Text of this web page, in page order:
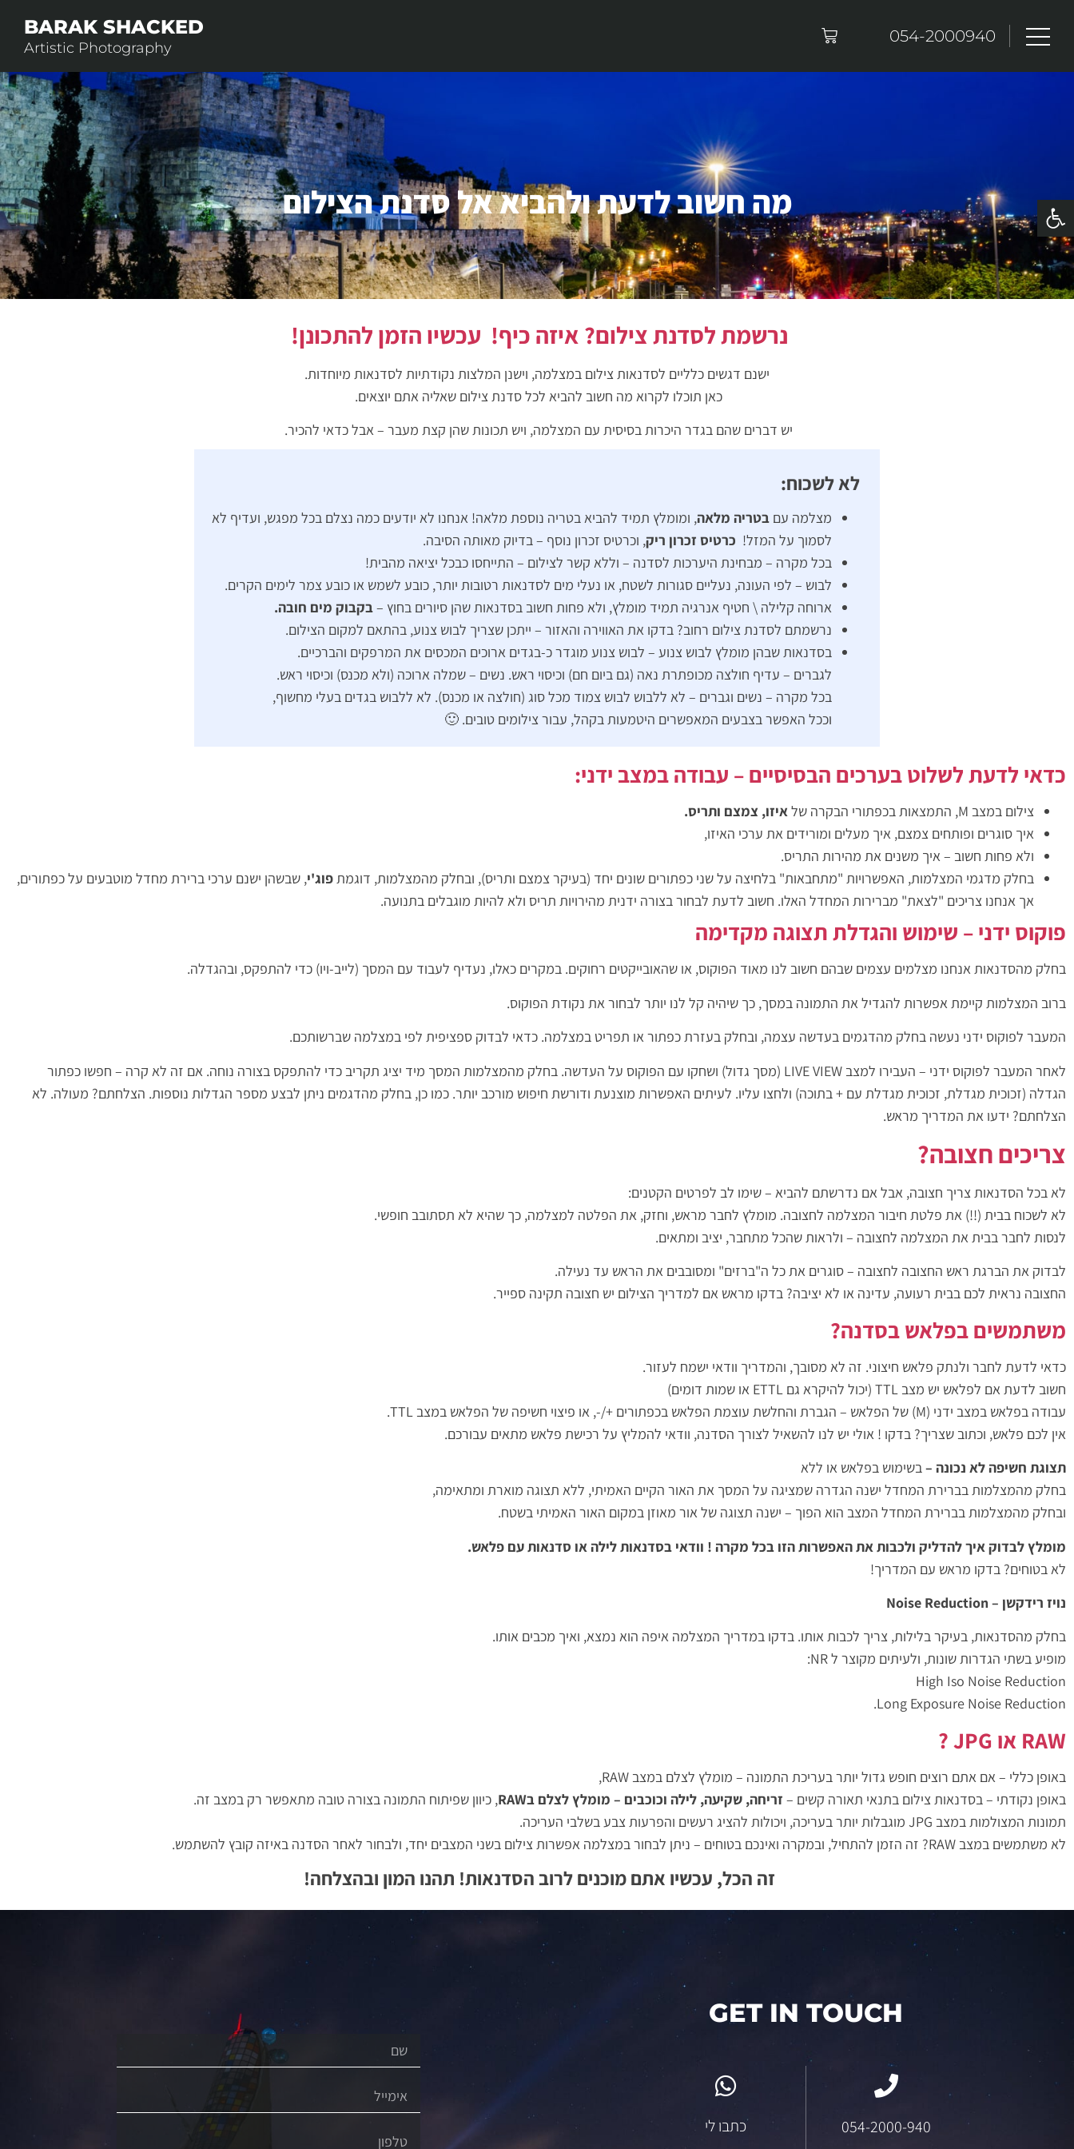
054-2000940
BARAK SHACKED
Artistic Photography
מה חשוב לדעת ולהביא אל סדנת הצילום
נרשמת לסדנת צילום? איזה כיף! עכשיו הזמן להתכונן!
ישנם דגשים כלליים לסדנאות צילום במצלמה, וישנן המלצות נקודתיות לסדנאות מיוחדות.
כאן תוכלו לקרוא מה חשוב להביא לכל סדנת צילום שאליה אתם יוצאים.
יש דברים שהם בגדר היכרות בסיסית עם המצלמה, ויש תכונות שהן קצת מעבר – אבל כדאי להכיר.
לא לשכוח:
מצלמה עם בטריה מלאה, ומומלץ תמיד להביא בטריה נוספת מלאה! אנחנו לא יודעים כמה נצלם בכל מפגש, ועדיף לא
לסמוך על המזל! כרטיס זכרון ריק, וכרטיס זכרון נוסף – בדיוק מאותה הסיבה.
בכל מקרה – מבחינת היערכות לסדנה – וללא קשר לצילום – התייחסו כבכל יציאה מהבית!
לבוש – לפי העונה, נעליים סגורות לשטח, או נעלי מים לסדנאות רטובות יותר, כובע לשמש או כובע צמר לימים הקרים.
ארוחה קלילה \ חטיף אנרגיה תמיד מומלץ, ולא פחות חשוב בסדנאות שהן סיורים בחוץ –בקבוק מים חובה.
נרשמתם לסדנת צילום רחוב? בדקו את האווירה והאזור – ייתכן שצריך לבוש צנוע, בהתאם למקום הצילום.
בסדנאות שבהן מומלץ לבוש צנוע – לבוש צנוע מוגדר כ-בגדים ארוכים המכסים את המרפקים והברכיים.
לגברים – עדיף חולצה מכופתרת נאה (גם ביום חם) וכיסוי ראש. נשים – שמלה ארוכה (ולא מכנס) וכיסוי ראש.
בכל מקרה – נשים וגברים – לא ללבוש לבוש צמוד מכל סוג (חולצה או מכנס). לא ללבוש בגדים בעלי מחשוף,
וככל האפשר בצבעים המאפשרים היטמעות בקהל, עבור צילומים טובים. 🙂
כדאי לדעת לשלוט בערכים הבסיסיים – עבודה במצב ידני:
צילום במצב M, התמצאות בכפתורי הבקרה של
איזו, צמצם ותריס.
איך סוגרים ופותחים צמצם, איך מעלים ומורידים את ערכי האיזו,
ולא פחות חשוב – איך משנים את מהירות התריס.
בחלק מדגמי המצלמות, האפשרויות "מתחבאות" בלחיצה על שני כפתורים שונים יחד (בעיקר צמצם ותריס), ובחלק מהמצלמות, דוגמתפוג'י, שבשהן ישנם ערכי ברירת מחדל מוטבעים על כפתורים,
אך אנחנו צריכים "לצאת" מברירות המחדל האלו. חשוב לדעת לבחור בצורה ידנית מהירויות תריס ולא להיות מוגבלים בתנועה.
פוקוס ידני – שימוש והגדלת תצוגה מקדימה
בחלק מהסדנאות אנחנו מצלמים עצמים שבהם חשוב לנו מאוד הפוקוס, או שהאובייקטים רחוקים. במקרים כאלו, נעדיף לעבוד עם המסך (לייב-ויו) כדי להתפקס, ובהגדלה.
ברוב המצלמות קיימת אפשרות להגדיל את התמונה במסך, כך שיהיה קל לנו יותר לבחור את נקודת הפוקוס.
המעבר לפוקוס ידני נעשה בחלק מהדגמים בעדשה עצמה, ובחלק בעזרת כפתור או תפריט במצלמה. כדאי לבדוק ספציפית לפי במצלמה שברשותכם.
לאחר המעבר לפוקוס ידני – העבירו למצב LIVE VIEW (מסך גדול) ושחקו עם הפוקוס על העדשה. בחלק מהמצלמות המסך מיד יציג תקריב כדי להתפקס בצורה נוחה. אם זה לא קרה – חפשו כפתור
הגדלה (זכוכית מגדלת, זכוכית מגדלת עם + בתוכה) ולחצו עליו. לעיתים האפשרות מוצנעת ודורשת חיפוש מורכב יותר. כמו כן, בחלק מהדגמים ניתן לבצע מספר הגדלות נוספות. הצלחתם? מעולה. לא
הצלחתם? ידעו את המדריך מראש.
צריכים חצובה?
לא בכל הסדנאות צריך חצובה, אבל אם נדרשתם להביא – שימו לב לפרטים הקטנים:
לא לשכוח בבית (!!) את פלטת חיבור המצלמה לחצובה. מומלץ לחבר מראש, וחזק, את הפלטה למצלמה, כך שהיא לא תסתובב חופשי.
לנסות לחבר בבית את המצלמה לחצובה – ולראות שהכל מתחבר, יציב ומתאים.
לבדוק את הברגת ראש החצובה לחצובה – סוגרים את כל ה"ברזים" ומסובבים את הראש עד נעילה.
החצובה נראית לכם בבית רעועה, עדינה או לא יציבה? בדקו מראש אם למדריך הצילום יש חצובה תקינה ספייר.
משתמשים בפלאש בסדנה?
כדאי לדעת לחבר ולנתק פלאש חיצוני. זה לא מסובך, והמדריך וודאי ישמח לעזור.
חשוב לדעת אם לפלאש יש מצב TTL (יכול להיקרא גם ETTL או שמות דומים)
עבודה בפלאש במצב ידני (M) של הפלאש – הגברת והחלשת עוצמת הפלאש בכפתורים +/-, או פיצוי חשיפה של הפלאש במצב TTL.
אין לכם פלאש, וכתוב שצריך? בדקו ! אולי יש לנו להשאיל לצורך הסדנה, וודאי להמליץ על רכישת פלאש מתאים עבורכם.
תצוגת חשיפה לא נכונה –בשימוש בפלאש או ללא
בחלק מהמצלמות בברירת המחדל ישנה הגדרה שמציגה על המסך את האור הקיים האמיתי, ללא תצוגה מוארת ומתאימה,
ובחלק מהמצלמות בברירת המחדל המצב הוא הפוך – ישנה תצוגה של אור מאוזן במקום האור האמיתי בשטח.
מומלץ לבדוק איך להדליק ולכבות את האפשרות הזו בכל מקרה ! וודאי בסדנאות לילה או סדנאות עם פלאש.
לא בטוחים? בדקו מראש עם המדריך!
נויז רידקשן – Noise Reduction
בחלק מהסדנאות, בעיקר בלילות, צריך לכבות אותו. בדקו במדריך המצלמה איפה הוא נמצא, ואיך מכבים אותו.
מופיע בשתי הגדרות שונות, ולעיתים מקוצר ל NR:
High Iso Noise Reduction
Long Exposure Noise Reduction.
RAW או JPG ?
באופן כללי – אם אתם רוצים חופש גדול יותר בעריכת התמונה – מומלץ לצלם במצב RAW,
באופן נקודתי – בסדנאות צילום בתנאי תאורה קשים – זריחה, שקיעה, לילה וכוכבים – מומלץ לצלם בRAW
, כיוון שפיתוח התמונה בצורה טובה מתאפשר רק במצב זה.
תמונות המצולמות במצב JPG מוגבלות יותר בעריכה, ויכולות להציג רעשים והפרעות צבע בשלבי העריכה.
לא משתמשים במצב RAW? זה הזמן להתחיל, ובמקרה ואינכם בטוחים – ניתן לבחור במצלמה אפשרות צילום בשני המצבים יחד, ולבחור לאחר הסדנה באיזה קובץ להשתמש.
זה הכל, עכשיו אתם מוכנים לרוב הסדנאות! תהנו המון ובהצלחה!
GET IN TOUCH
054-2000-940 כתבו לי
פתח סרגל נגישות